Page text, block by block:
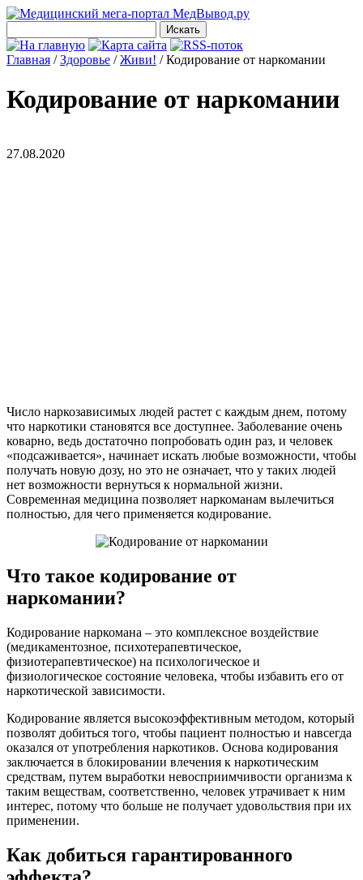
Главная /Здоровье /Живи! /Кодирование от наркомании
Кодирование от наркомании
27.08.2020
Число наркозависимых людей растет с каждым днем, потому
что наркотики становятся все доступнее. Заболевание очень
коварно, ведь достаточно попробовать один раз, и человек
«подсаживается», начинает искать любые возможности, чтобы
получать новую дозу, но это не означает, что у таких людей
нет возможности вернуться к нормальной жизни.
Современная медицина позволяет наркоманам вылечиться
полностью, для чего применяется кодирование.
Что такое кодирование от
наркомании?
Кодирование наркомана – это комплексное воздействие
(медикаментозное, психотерапевтическое,
физиотерапевтическое) на психологическое и
физиологическое состояние человека, чтобы избавить его от
наркотической зависимости.
Кодирование является высокоэффективным методом, который
позволят добиться того, чтобы пациент полностью и навсегда
оказался от употребления наркотиков. Основа кодирования
заключается в блокировании влечения к наркотическим
средствам, путем выработки невосприимчивости организма к
таким веществам, соответственно, человек утрачивает к ним
интерес, потому что больше не получает удовольствия при их
применении.
Как добиться гарантированного